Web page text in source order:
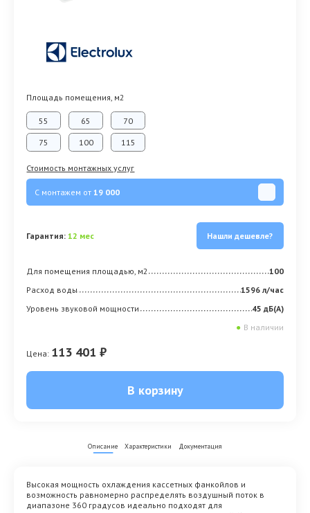
Площадь помещения, м2
55 65 70
75 100 115
Стоимость монтажных услуг
С монтажем от19 000
Гарантия:12 мес Нашли дешевле?
Для помещения площадью, м2
100
Расход воды
1596 л/час
Уровень звуковой мощности
45 дБ(А)
● В наличии
Цена: 113 401 ₽
В корзину
Описание Характеристики Документация
Высокая мощность охлаждения кассетных фанкойлов и
возможность равномерно распределять воздушный поток в
диапазоне 360 градусов идеально подходят для